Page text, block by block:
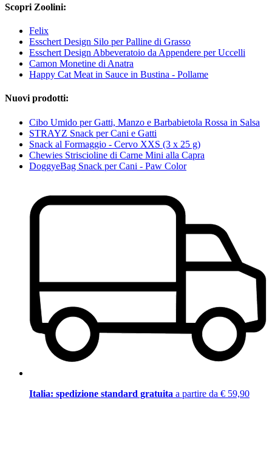
Scopri Zoolini:
Felix
Esschert Design Silo per Palline di Grasso
Esschert Design Abbeveratoio da Appendere per Uccelli
Camon Monetine di Anatra
Happy Cat Meat in Sauce in Bustina - Pollame
Nuovi prodotti:
Cibo Umido per Gatti, Manzo e Barbabietola Rossa in Salsa
STRAYZ Snack per Cani e Gatti
Snack al Formaggio - Cervo XXS (3 x 25 g)
Chewies Striscioline di Carne Mini alla Capra
DoggyeBag Snack per Cani - Paw Color
Italia: spedizione standard gratuita a partire da € 59,90